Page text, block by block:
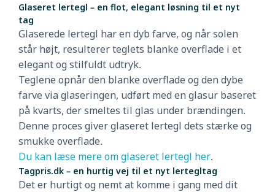
Glaseret lertegl – en flot, elegant løsning til et nyt
tag
Glaserede lertegl har en dyb farve, og når solen
står højt, resulterer teglets blanke overflade i et
elegant og stilfuldt udtryk.
Teglene opnår den blanke overflade og den dybe
farve via glaseringen, udført med en glasur baseret
på kvarts, der smeltes til glas under brændingen.
Denne proces giver glaseret lertegl dets stærke og
smukke overflade.
Du kan læse mere om glaseret lertegl her.
Tagpris.dk – en hurtig vej til et nyt lertegltag
Det er hurtigt og nemt at komme i gang med dit